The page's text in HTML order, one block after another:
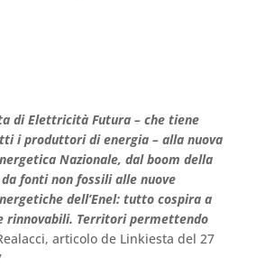
di Elettricità Futura – che tiene
i produttori di energia – alla nuova
Nazionale, dal boom della
fonti non fossili alle nuove
dell’Enel: tutto cospira a
rinnovabili. Territori permettendo
articolo de Linkiesta del 27